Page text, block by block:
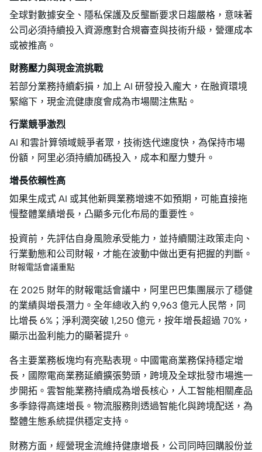
全球對數據安全、隱私保護及反壟斷要求日趨嚴格，意味著
公司必須持續投入資源應對合規審查與技術升級，營運成本
或被推高。
財務壓力與現金流挑戰
若部分業務持續虧損，加上 AI 研發投入龐大，在融資環境
緊縮下，現金流健康度會成為市場關注焦點。
行業競爭激烈
AI 和雲計算領域競爭者眾，技術迭代速度快，為保持市場
份額，阿里必須持續加碼投入，成本和壓力雙升。
增長依賴性高
如果生成式 AI 或其他新興業務增速不如預期，可能直接拖
慢整體業績增長，凸顯多元化布局的重要性。
投資前，先評估自身風險承受能力，並持續關注政策走向、
行業動態和公司財報，才能在波動中做出更有把握的判斷。
財報電話會議重點
在 2025 財年的財報電話會議中，阿里巴巴集團展示了穩健
的業績與增長潛力。全年總收入約 9,963 億元人民幣，同
比增長 6%；淨利潤突破 1,250 億元，按年增長超過 70%，
顯示出盈利能力的顯著提升。
各主要業務板塊均有亮點表現。中國電商業務保持穩定增
長，國際電商業務延續擴張勢頭，跨境及全球批發市場進一
步開拓。雲智能業務持續成為增長核心，人工智能相關產品
多季錄得高速增長。物流服務則透過智能化與跨境配送，為
整體生態系統提供穩定支持。
財務方面，經營現金流維持健康增長，公司同時回購股份並